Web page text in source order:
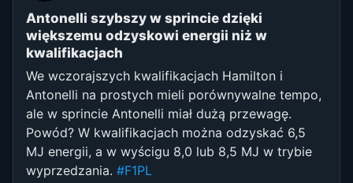
Antonelli szybszy w sprincie dzięki
większemu odzyskowi energii niż w
kwalifikacjach
We wczorajszych kwalifikacjach Hamilton i
Antonelli na prostych mieli porównywalne tempo,
ale w sprincie Antonelli miał dużą przewagę.
Powód? W kwalifikacjach można odzyskać 6,5
MJ energii, a w wyścigu 8,0 lub 8,5 MJ w trybie
wyprzedzania. #F1PL